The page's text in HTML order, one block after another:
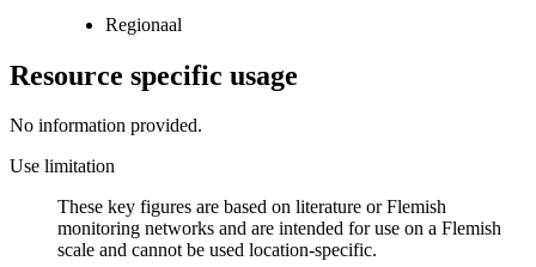
Regionaal
Resource specific usage
No information provided.
Use limitation
These key figures are based on literature or Flemish
monitoring networks and are intended for use on a Flemish
scale and cannot be used location-specific.